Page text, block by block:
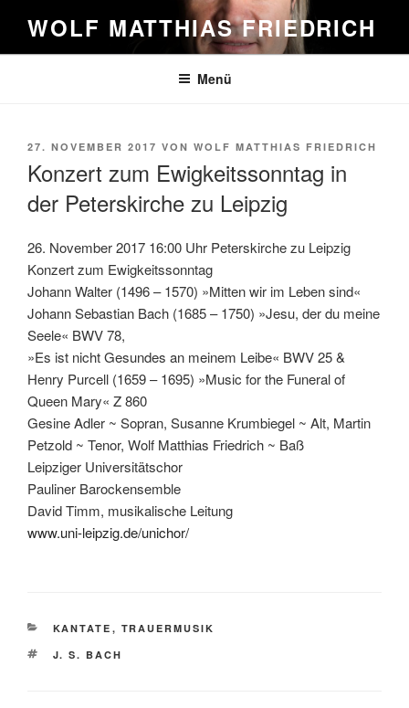
Inhalt
springen
WOLF MATTHIAS FRIEDRICH
Menü
VERÖFFENTLICHT
27. NOVEMBER 2017 VON WOLF MATTHIAS FRIEDRICH
Konzert zum Ewigkeitssonntag in
der Peterskirche zu Leipzig
26. November 2017 16:00 Uhr Peterskirche zu Leipzig
Konzert zum Ewigkeitssonntag
Johann Walter (1496 – 1570) »Mitten wir im Leben sind«
Johann Sebastian Bach (1685 – 1750) »Jesu, der du meine
Seele« BWV 78,
»Es ist nicht Gesundes an meinem Leibe« BWV 25 &
Henry Purcell (1659 – 1695) »Music for the Funeral of
Queen Mary« Z 860
Gesine Adler ~ Sopran, Susanne Krumbiegel ~ Alt, Martin
Petzold ~ Tenor, Wolf Matthias Friedrich ~ Baß
Leipziger Universitätschor
Pauliner Barockensemble
David Timm, musikalische Leitung
www.uni-leipzig.de/unichor/
KATEGORIEN
KANTATE , TRAUERMUSIK
SCHLAGWÖRTER
J. S. BACH